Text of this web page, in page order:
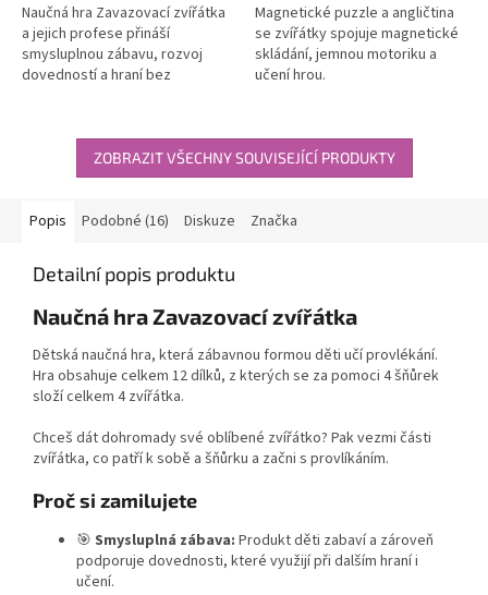
Naučná hra Zavazovací zvířátka
a jejich profese přináší
smysluplnou zábavu, rozvoj
dovedností a hraní bez
Magnetické puzzle a angličtina
se zvířátky spojuje magnetické
skládání, jemnou motoriku a
učení hrou.
ZOBRAZIT VŠECHNY SOUVISEJÍCÍ PRODUKTY
Popis Podobné (16) Diskuze Značka
Detailní popis produktu
Naučná hra Zavazovací zvířátka
Dětská naučná hra, která zábavnou formou děti učí provlékání.
Hra obsahuje celkem 12 dílků, z kterých se za pomoci 4 šňůrek
složí celkem 4 zvířátka.
Chceš dát dohromady své oblíbené zvířátko? Pak vezmi části
zvířátka, co patří k sobě a šňůrku a začni s provlíkáním.
Proč si zamilujete
🎯 Smysluplná zábava: Produkt děti zabaví a zároveň
podporuje dovednosti, které využijí při dalším hraní i
učení.